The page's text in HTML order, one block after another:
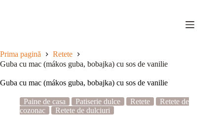
Prima pagină
Retete
Guba cu mac (mákos guba, bobajka) cu sos de vanilie
Guba cu mac (mákos guba, bobajka) cu sos de vanilie
Paine de casa Patiserie dulce Retete
Retete de
cozonac
Retete de dulciuri